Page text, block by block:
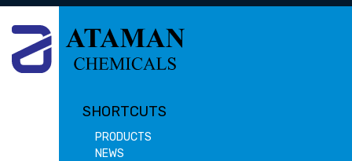
SHORTCUTS
PRODUCTS
NEWS